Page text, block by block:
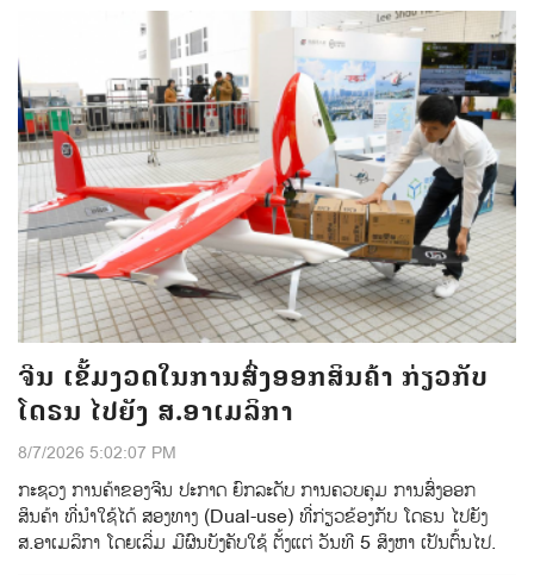
ຈີນ ເຂັ້ມງວດໃນການສົ່ງອອກສິນຄ້າ ກ່ຽວກັບ
ໂດຣນ ໄປຍັງ ສ.ອາເມລິກາ
8/7/2026 5:02:07 PM
ກະຊວງ ການຄ້າຂອງຈີນ ປະກາດ ຍົກລະດັບ ການຄວບຄຸມ ການສົ່ງອອກ
ສິນຄ້າ ທີ່ນຳໃຊ້ໄດ້ ສອງທາງ (Dual-use) ທີ່ກ່ຽວຂ້ອງກັບ ໂດຣນ ໄປຍັງ
ສ.ອາເມລິກາ ໂດຍເລີ່ມ ມີຜົນບັງຄັບໃຊ້ ຕັ້ງແຕ່ ວັນທີ 5 ສິງຫາ ເປັນຕົ້ນໄປ.